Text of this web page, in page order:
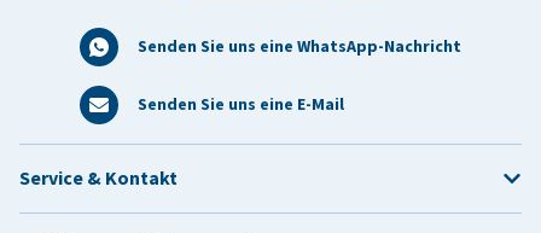
Senden Sie uns eine WhatsApp-Nachricht
Senden Sie uns eine E-Mail
Service & Kontakt